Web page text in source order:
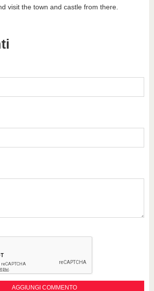
visit the town and castle from there.